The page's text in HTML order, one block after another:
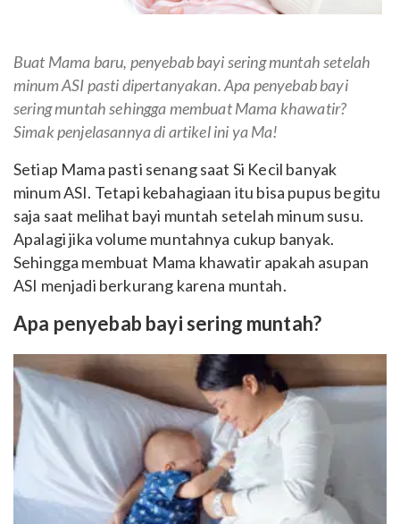
Buat Mama baru, penyebab bayi sering muntah setelah
minum ASI pasti dipertanyakan. Apa penyebab bayi
sering muntah sehingga membuat Mama khawatir?
Simak penjelasannya di artikel ini ya Ma!
Setiap Mama pasti senang saat Si Kecil banyak
minum ASI. Tetapi kebahagiaan itu bisa pupus begitu
saja saat melihat bayi muntah setelah minum susu.
Apalagi jika volume muntahnya cukup banyak.
Sehingga membuat Mama khawatir apakah asupan
ASI menjadi berkurang karena muntah.
Apa penyebab bayi sering muntah?